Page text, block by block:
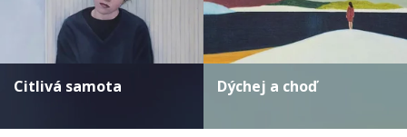
Citlivá samota Dýchej a choď